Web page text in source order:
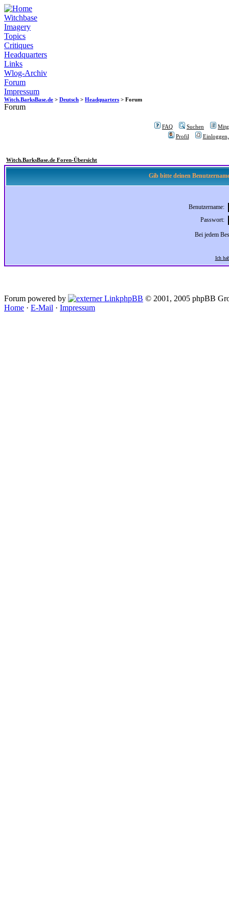
Witchbase
Imagery
Topics
Critiques
Headquarters
Links
Wlog-Archiv
Forum
Impressum
Witch.BarksBase.de > Deutsch > Headquarters > Forum
Forum
FAQ Suchen
Profil
Witch.BarksBase.de Foren-Übersicht
Gib bitte deinen
Benutzername:
Passwort:
Bei jedem
Ich
Forum powered by phpBB © 2001, 2005 phpBB
Home · E-Mail · Impressum